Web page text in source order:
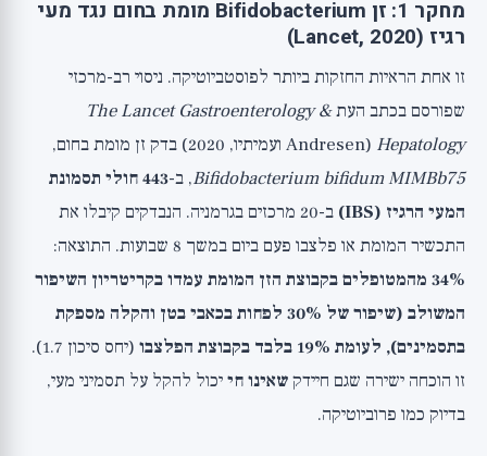
מחקר 1: זן Bifidobacterium מומת בחום נגד מעי
רגיז (Lancet, 2020)
זו אחת הראיות החזקות ביותר לפוסטביוטיקה. ניסוי רב-מרכזי
שפורסם בכתב העתThe Lancet Gastroenterology &
Hepatology (Andresen ועמיתיו, 2020) בדק זן מומת בחום,
Bifidobacterium bifidum MIMBb75, ב-
443 חולי תסמונת
המעי הרגיז (IBS)
ב-20 מרכזים בגרמניה. הנבדקים קיבלו את
התכשיר המומת או פלצבו פעם ביום במשך 8 שבועות. התוצאה:
34% מהמטופלים בקבוצת הזן המומת עמדו בקריטריון השיפור
המשולב (שיפור של 30% לפחות בכאבי בטן והקלה מספקת
בתסמינים), לעומת 19% בלבד בקבוצת הפלצבו
(יחס סיכון 1.7).
זו הוכחה ישירה שגם חיידקשאינו חייכול להקל על תסמיני מעי,
בדיוק כמו פרוביוטיקה.